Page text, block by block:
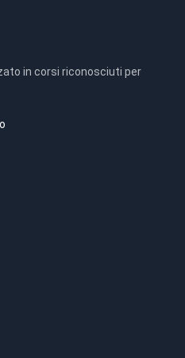
in corsi riconosciuti per